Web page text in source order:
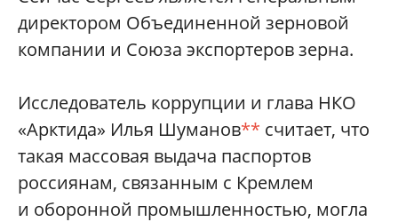
директором Объединенной зерновой
компании и Союза экспортеров зерна.
Исследователь коррупции и глава НКО
«Арктида» Илья Шуманов** считает, что
такая массовая выдача паспортов
россиянам, связанным с Кремлем
и оборонной промышленностью, могла